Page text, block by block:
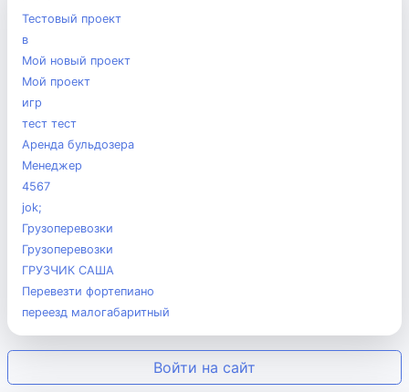
Тестовый проект
в
Мой новый проект
Мой проект
игр
тест тест
Аренда бульдозера
Менеджер
4567
jok;
Грузоперевозки
Грузоперевозки
ГРУЗЧИК САША
Перевезти фортепиано
переезд малогабаритный
Войти на сайт